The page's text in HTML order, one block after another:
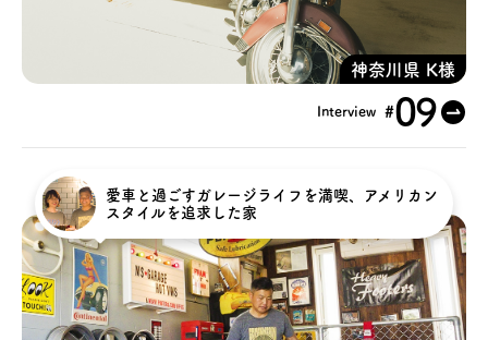
公式アカウント 神奈川県 K様
Interview #09
愛車と過ごすガレージライフを満喫、アメリカン
スタイルを追求した家